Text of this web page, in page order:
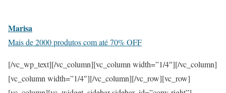
Marisa
Mais de 2000 produtos com até 70% OFF
[/vc_wp_text][/vc_column][vc_column width=”1/4″][/vc_column]
[vc_column width=”1/4″][/vc_column][/vc_row][vc_row]